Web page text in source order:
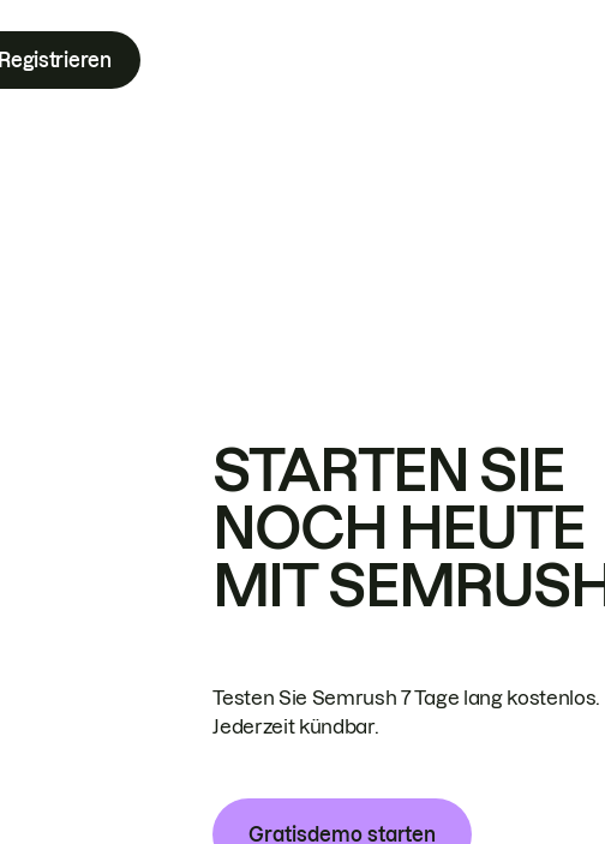
Registrieren
STARTEN SIE
NOCH HEUTE
MIT
Testen Sie Semrush 7 Tage lang kostenlos.
Jederzeit kündbar.
Gratisdemo starten